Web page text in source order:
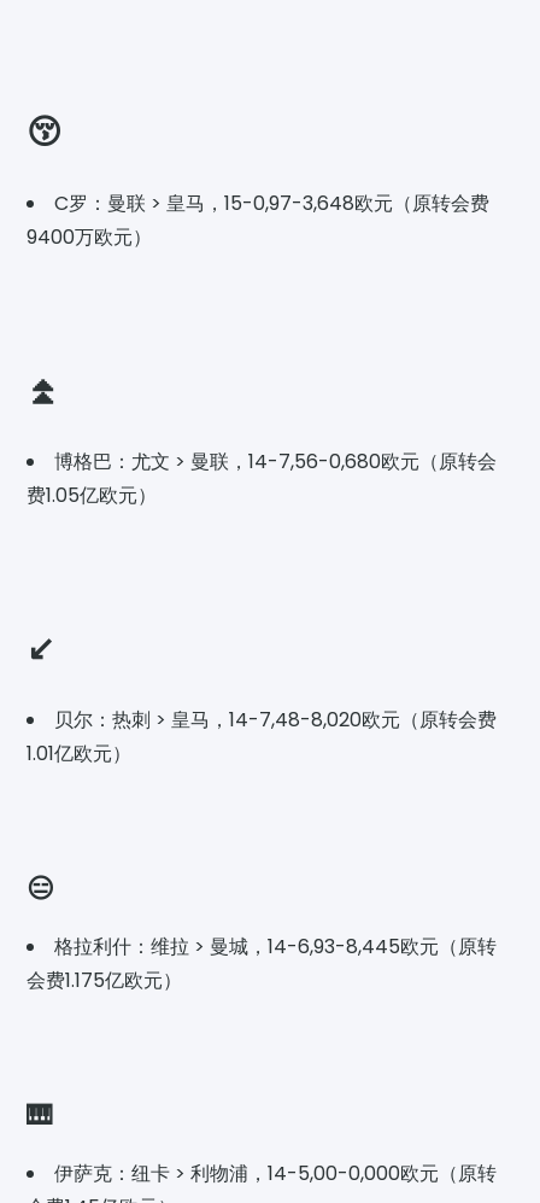
😚
C罗：曼联 > 皇马，15-0,97-3,648欧元（原转会费
9400万欧元）
⏫
博格巴：尤文 > 曼联，14-7,56-0,680欧元（原转会
费1.05亿欧元）
↙️
贝尔：热刺 > 皇马，14-7,48-8,020欧元（原转会费
1.01亿欧元）
😑
格拉利什：维拉 > 曼城，14-6,93-8,445欧元（原转
会费1.175亿欧元）
🎹
伊萨克：纽卡 > 利物浦，14-5,00-0,000欧元（原转